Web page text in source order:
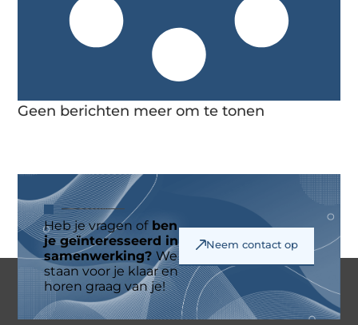
Geen berichten meer om te tonen
Heb je vragen ofben
je geïnteresseerd in
samenwerking? We
staan voor je klaar en
horen graag van je!
Neem contact op